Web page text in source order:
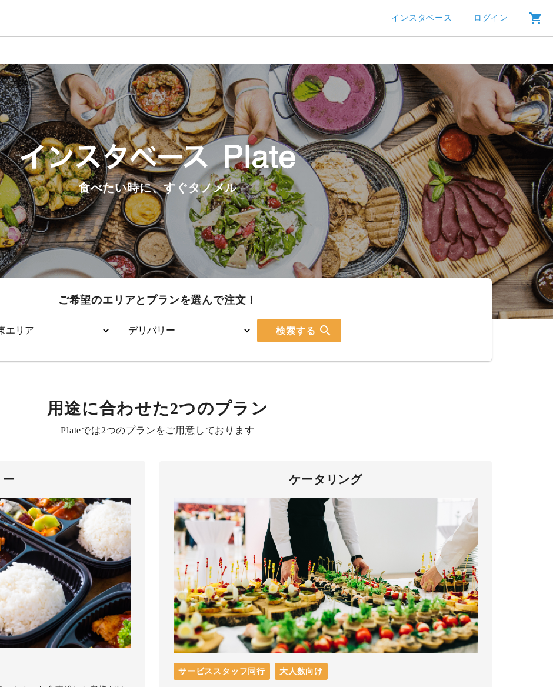
インスタベース ログイン
食べたい時に、すぐタノメル
ご希望のエリアとプランを選んで注文！
検索する search
用途に合わせた2つのプラン
Plateでは2つのプランをご用意しております
ケータリング
サービススタッフ同行 大人数向け